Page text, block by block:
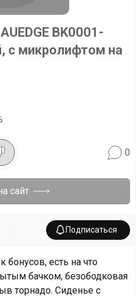
BK0001-
с микролифтом на
0
сайт
Подписаться
бонусов, есть на что
бачком, безободковая
торнадо. Сиденье с